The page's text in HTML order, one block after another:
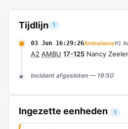
Tijdlijn 1
03 Jun 16:29:26AmbulanceP2
A2 AMBU 17-125 Nancy
Incident afgesloten — 19:50
Ingezette eenheden 1